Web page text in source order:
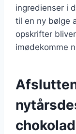
ingredienser i
til en ny bølge
opskrifter
imødekomme